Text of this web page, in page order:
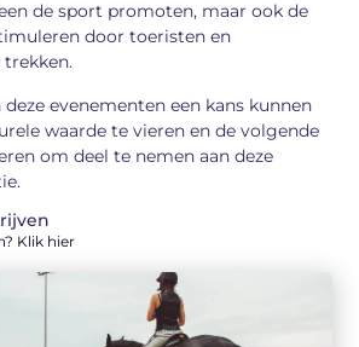
de sport promoten, maar ook de
door toeristen en
trekken.
evenementen een kans kunnen
waarde te vieren en de volgende
om deel te nemen aan deze
Klik hier